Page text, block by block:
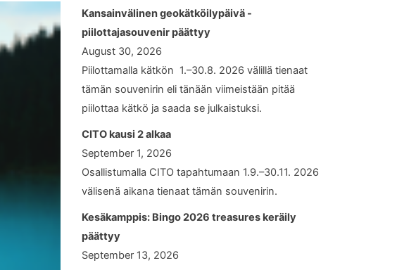
Kansainvälinen geokätköilypäivä -
piilottajasouvenir päättyy
August 30, 2026
Piilottamalla kätkön 1.–30.8. 2026 välillä tienaat
tämän souvenirin eli tänään viimeistään pitää
piilottaa kätkö ja saada se julkaistuksi.
CITO kausi 2 alkaa
September 1, 2026
Osallistumalla CITO tapahtumaan 1.9.–30.11. 2026
välisenä aikana tienaat tämän souvenirin.
Kesäkamppis: Bingo 2026 treasures keräily
päättyy
September 13, 2026